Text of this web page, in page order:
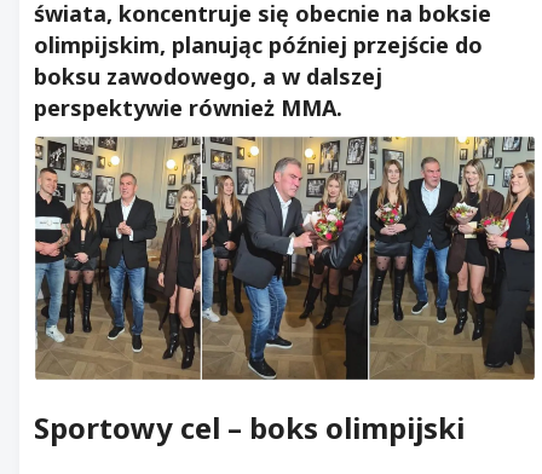
świata, koncentruje się obecnie na boksie
olimpijskim, planując później przejście do
boksu zawodowego, a w dalszej
perspektywie również MMA.
Sportowy cel – boks olimpijski